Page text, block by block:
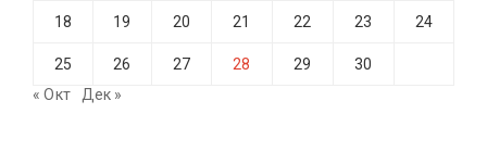
18 19 20 21 22 23 24
25 26 27 28 29
30
« Окт
Дек »